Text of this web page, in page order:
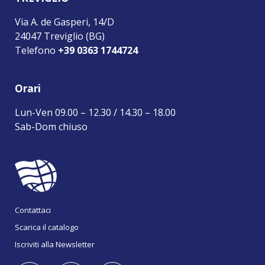
Via A. de Gasperi, 14/D
24047 Treviglio (BG)
Telefono +39 0363 1744724
Orari
Lun-Ven 09.00 – 12.30 / 14.30 – 18.00
Sab-Dom chiuso
Contattaci
Scarica il catalogo
Iscriviti alla Newsletter